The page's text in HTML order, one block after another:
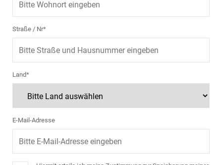
Straße / Nr*
Land*
E-Mail-Adresse